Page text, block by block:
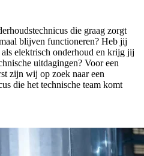
die graag zorgt
blijven functioneren? Heb jij
elektrisch onderhoud en krijg jij
uitdagingen? Voor een
zijn wij op zoek naar een
die het technische team komt